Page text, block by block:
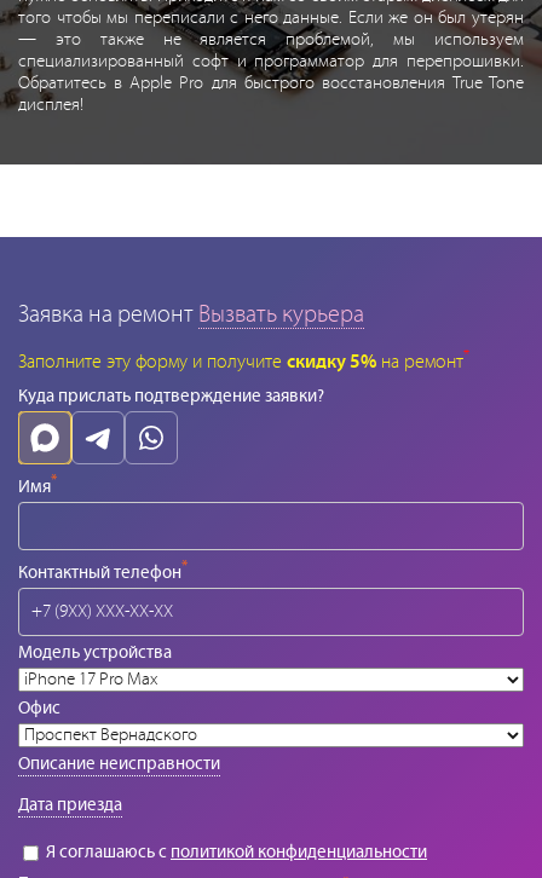
того чтобы мы переписали с него данные. Если же он был утерян
— это также не является проблемой, мы используем
специализированный софт и программатор для перепрошивки.
Обратитесь в Apple Pro для быстрого восстановления True Tone
дисплея!
Заявка на ремонт Вызвать курьера
Заполните эту форму и получите скидку 5% на ремонт*
Куда прислать подтверждение заявки?
Имя*
Контактный телефон*
Модель устройства
Офис
Описание неисправности
Дата приезда
Я соглашаюсь с политикой конфиденциальности